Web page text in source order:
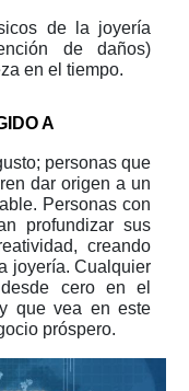
de la joyería
de daños)
en el tiempo.
A
personas que
dar origen a un
Personas con
profundizar sus
creando
joyería. Cualquier
cero en el
que vea en este
próspero.